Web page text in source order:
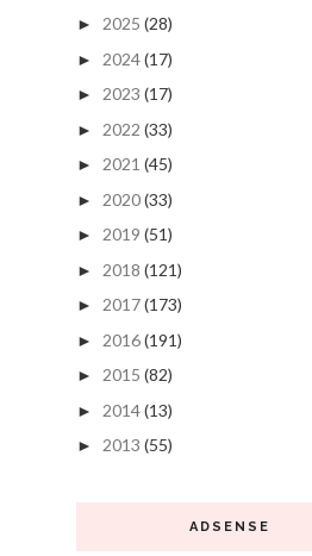
► 2025 (28)
► 2024(17)
► 2023 (17)
► 2022 (33)
► 2021 (45)
► 2020(33)
► 2019 (51)
► 2018 (121)
► 2017(173)
► 2016(191)
► 2015 (82)
► 2014(13)
► 2013 (55)
ADSENSE